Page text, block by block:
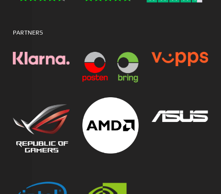
PARTNERS